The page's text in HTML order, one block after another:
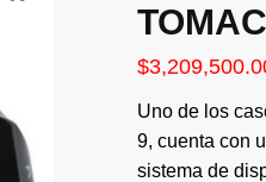
$
Uno de los
9, cuenta con
sistema de